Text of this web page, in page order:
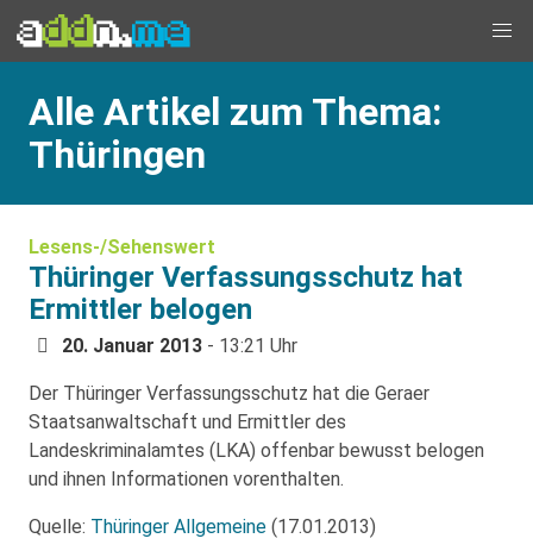
Alle Artikel zum Thema:
Thüringen
Lesens-/Sehenswert
Thüringer Verfassungsschutz hat
Ermittler belogen
20. Januar 2013 - 13:21 Uhr
Der Thüringer Verfassungsschutz hat die Geraer
Staatsanwaltschaft und Ermittler des
Landeskriminalamtes (LKA) offenbar bewusst belogen
und ihnen Informationen vorenthalten.
Quelle: Thüringer Allgemeine (17.01.2013)